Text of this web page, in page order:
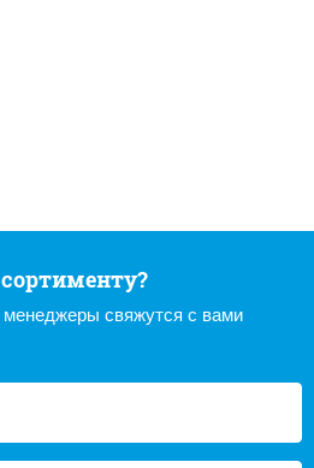
свяжутся с вами